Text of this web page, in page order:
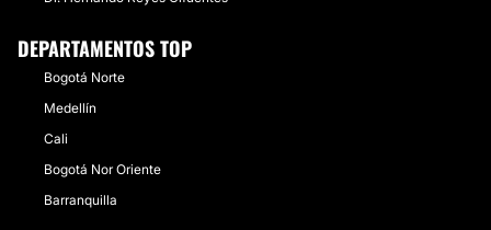
DEPARTAMENTOS TOP
Bogotá Norte
Medellín
Cali
Bogotá Nor Oriente
Barranquilla